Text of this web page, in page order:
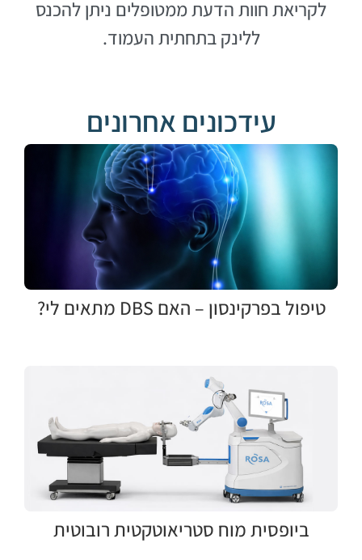
לקריאת חוות הדעת ממטופלים ניתן להכנס
ללינק בתחתית העמוד.
עידכונים אחרונים
טיפול בפרקינסון – האם DBS מתאים לי?
ביופסית מוח סטריאוטקטית רובוטית